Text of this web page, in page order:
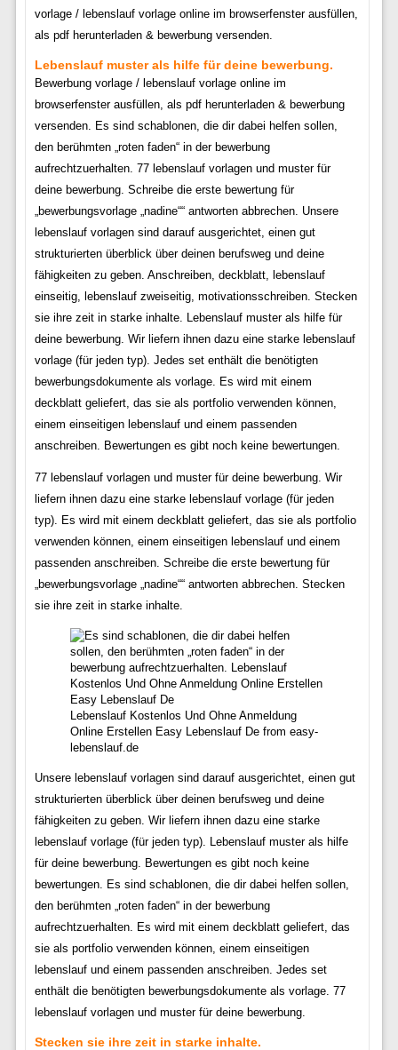
vorlage / lebenslauf vorlage online im browserfenster ausfüllen,
als pdf herunterladen & bewerbung versenden.
Lebenslauf muster als hilfe für deine bewerbung.
Bewerbung vorlage / lebenslauf vorlage online im
browserfenster ausfüllen, als pdf herunterladen & bewerbung
versenden. Es sind schablonen, die dir dabei helfen sollen,
den berühmten „roten faden“ in der bewerbung
aufrechtzuerhalten. 77 lebenslauf vorlagen und muster für
deine bewerbung. Schreibe die erste bewertung für
„bewerbungsvorlage „nadine““ antworten abbrechen. Unsere
lebenslauf vorlagen sind darauf ausgerichtet, einen gut
strukturierten überblick über deinen berufsweg und deine
fähigkeiten zu geben. Anschreiben, deckblatt, lebenslauf
einseitig, lebenslauf zweiseitig, motivationsschreiben. Stecken
sie ihre zeit in starke inhalte. Lebenslauf muster als hilfe für
deine bewerbung. Wir liefern ihnen dazu eine starke lebenslauf
vorlage (für jeden typ). Jedes set enthält die benötigten
bewerbungsdokumente als vorlage. Es wird mit einem
deckblatt geliefert, das sie als portfolio verwenden können,
einem einseitigen lebenslauf und einem passenden
anschreiben. Bewertungen es gibt noch keine bewertungen.
77 lebenslauf vorlagen und muster für deine bewerbung. Wir
liefern ihnen dazu eine starke lebenslauf vorlage (für jeden
typ). Es wird mit einem deckblatt geliefert, das sie als portfolio
verwenden können, einem einseitigen lebenslauf und einem
passenden anschreiben. Schreibe die erste bewertung für
„bewerbungsvorlage „nadine““ antworten abbrechen. Stecken
sie ihre zeit in starke inhalte.
Lebenslauf Kostenlos Und Ohne Anmeldung
Online Erstellen Easy Lebenslauf De from easy-
lebenslauf.de
Unsere lebenslauf vorlagen sind darauf ausgerichtet, einen gut
strukturierten überblick über deinen berufsweg und deine
fähigkeiten zu geben. Wir liefern ihnen dazu eine starke
lebenslauf vorlage (für jeden typ). Lebenslauf muster als hilfe
für deine bewerbung. Bewertungen es gibt noch keine
bewertungen. Es sind schablonen, die dir dabei helfen sollen,
den berühmten „roten faden“ in der bewerbung
aufrechtzuerhalten. Es wird mit einem deckblatt geliefert, das
sie als portfolio verwenden können, einem einseitigen
lebenslauf und einem passenden anschreiben. Jedes set
enthält die benötigten bewerbungsdokumente als vorlage. 77
lebenslauf vorlagen und muster für deine bewerbung.
Stecken sie ihre zeit in starke inhalte.